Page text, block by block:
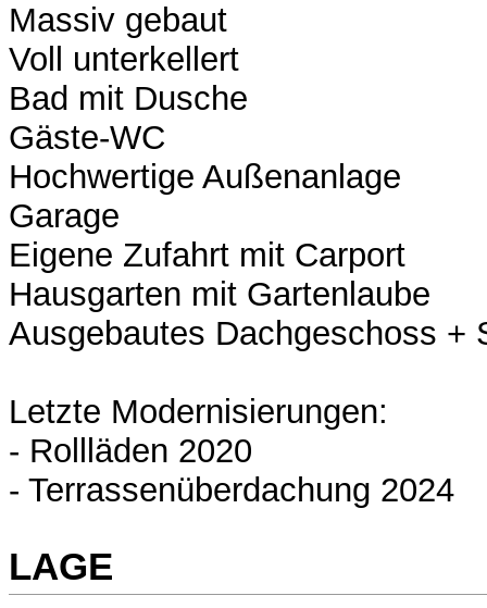
Massiv gebaut
Voll unterkellert
Bad mit Dusche
Gäste-WC
Hochwertige Außenanlage
Garage
Eigene Zufahrt mit Carport
Hausgarten mit Gartenlaube
Ausgebautes Dachgeschoss +
Letzte Modernisierungen:
- Rollläden 2020
- Terrassenüberdachung 2024
LAGE